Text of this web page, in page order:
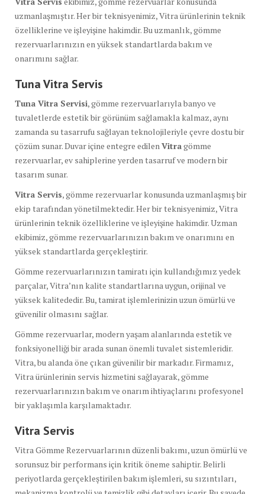
uzmanlaşmıştır. Her bir teknisyenimiz, Vitra ürünlerinin teknik
özelliklerine ve işleyişine hakimdir. Bu uzmanlık, gömme
rezervuarlarınızın en yüksek standartlarda bakım ve
onarımını sağlar.
Tuna Vitra Servis
Tuna Vitra Servisi, gömme rezervuarlarıyla banyo ve
tuvaletlerde estetik bir görünüm sağlamakla kalmaz, aynı
zamanda su tasarrufu sağlayan teknolojileriyle çevre dostu bir
çözüm sunar. Duvar içine entegre edilenVitragömme
rezervuarlar, ev sahiplerine yerden tasarruf ve modern bir
tasarım sunar.
Vitra Servis, gömme rezervuarlar konusunda uzmanlaşmış bir
ekip tarafından yönetilmektedir. Her bir teknisyenimiz, Vitra
ürünlerinin teknik özelliklerine ve işleyişine hakimdir. Uzman
ekibimiz, gömme rezervuarlarınızın bakım ve onarımını en
yüksek standartlarda gerçekleştirir.
Gömme rezervuarlarınızın tamiratı için kullandığımız yedek
parçalar, Vitra’nın kalite standartlarına uygun, orijinal ve
yüksek kalitededir. Bu, tamirat işlemlerinizin uzun ömürlü ve
güvenilir olmasını sağlar.
Gömme rezervuarlar, modern yaşam alanlarında estetik ve
fonksiyonelliği bir arada sunan önemli tuvalet sistemleridir.
Vitra, bu alanda öne çıkan güvenilir bir markadır. Firmamız,
Vitra ürünlerinin servis hizmetini sağlayarak, gömme
rezervuarlarınızın bakım ve onarım ihtiyaçlarını profesyonel
bir yaklaşımla karşılamaktadır.
Vitra Servis
Vitra Gömme Rezervuarlarının düzenli bakımı, uzun ömürlü ve
sorunsuz bir performans için kritik öneme sahiptir. Belirli
periyotlarda gerçekleştirilen bakım işlemleri, su sızıntıları,